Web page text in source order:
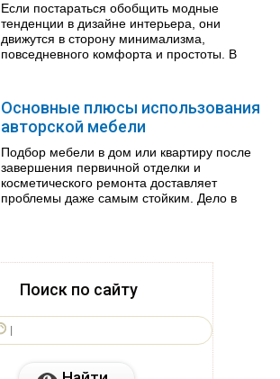
Если постараться обобщить модные
тенденции в дизайне интерьера, они
движутся в сторону минимализма,
повседневного комфорта и простоты. В
Основные плюсы использования
авторской мебели
Подбор мебели в дом или квартиру после
завершения первичной отделки и
косметического ремонта доставляет
проблемы даже самым стойким. Дело в
Поиск по сайту